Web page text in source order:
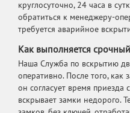
круглосуточно, 24 часа в
обратиться к менеджеру-
требуется аварийное
Как выполняется
Наша Служба по вскрытию
оперативно. После того, как
он согласует время приезда
вскрывает замки недорого.